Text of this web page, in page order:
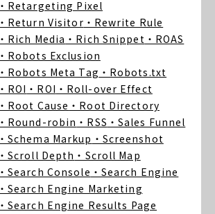
・Retargeting Pixel
・Return Visitor ・Rewrite Rule
・Rich Media ・Rich Snippet ・ROAS
・Robots Exclusion
・Robots Meta Tag ・Robots.txt
・ROI ・ROI ・Roll-over Effect
・Root Cause ・Root Directory
・Round-robin ・RSS ・Sales Funnel
・Schema Markup ・Screenshot
・Scroll Depth ・Scroll Map
・Search Console ・Search Engine
・Search Engine Marketing
・Search Engine Results Page